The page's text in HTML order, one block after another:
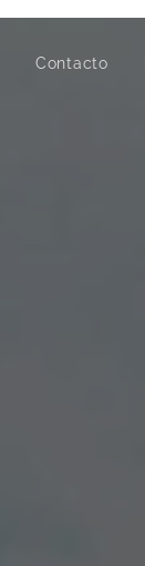
Contacto